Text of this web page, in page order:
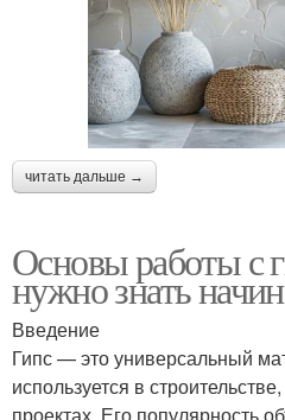
читать дальше →
Основы работы с
нужно знать
Введение
Гипс — это универсальный
используется в